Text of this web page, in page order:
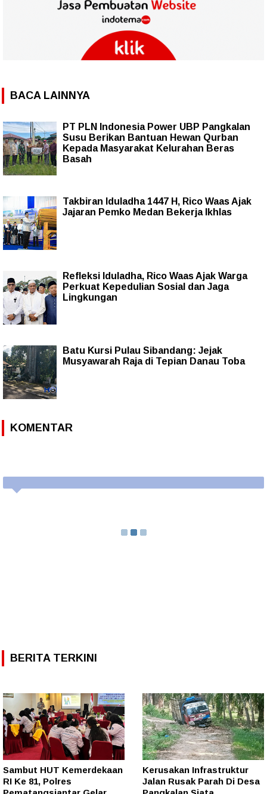
BACA LAINNYA
PT PLN Indonesia Power UBP Pangkalan
Susu Berikan Bantuan Hewan Qurban
Kepada Masyarakat Kelurahan Beras
Basah
Takbiran Iduladha 1447 H, Rico Waas Ajak
Jajaran Pemko Medan Bekerja Ikhlas
Refleksi Iduladha, Rico Waas Ajak Warga
Perkuat Kepedulian Sosial dan Jaga
Lingkungan
Batu Kursi Pulau Sibandang: Jejak
Musyawarah Raja di Tepian Danau Toba
KOMENTAR
BERITA TERKINI
Sambut HUT Kemerdekaan
RI Ke 81, Polres
Kerusakan Infrastruktur
Jalan Rusak Parah Di Desa